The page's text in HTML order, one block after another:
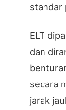
standar
ELT
dan
secara
jarak